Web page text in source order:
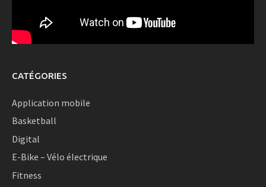
CATÉGORIES
Application mobile
Basketball
Digital
E-Bike – Vélo électrique
Fitness